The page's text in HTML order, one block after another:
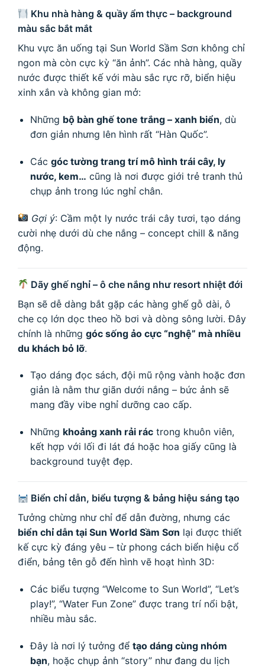
Khu nhà hàng & quầy ẩm thực – background
màu sắc bắt mắt
Khu vực ăn uống tại Sun World Sầm Sơn không chỉ
ngon mà còn cực kỳ “ăn ảnh”. Các nhà hàng, quầy
nước được thiết kế với màu sắc rực rỡ, biển hiệu
xinh xắn và không gian mở:
Những bộ bàn ghế tone trắng – xanh biển, dù
đơn giản nhưng lên hình rất “Hàn Quốc”.
Các góc tường trang trí mô hình trái cây, ly
nước, kem… cũng là nơi được giới trẻ tranh thủ
chụp ảnh trong lúc nghỉ chân.
Gợi ý: Cầm một ly nước trái cây tươi, tạo dáng
cười nhẹ dưới dù che nắng – concept chill & năng
động.
Dãy ghế nghỉ – ô che nắng như resort nhiệt đới
Bạn sẽ dễ dàng bắt gặp các hàng ghế gỗ dài, ô
che cọ lớn dọc theo hồ bơi và dòng sông lười. Đây
chính là những góc sống ảo cực “nghệ” mà nhiều
du khách bỏ lỡ.
Tạo dáng đọc sách, đội mũ rộng vành hoặc đơn
giản là nằm thư giãn dưới nắng – bức ảnh sẽ
mang đầy vibe nghỉ dưỡng cao cấp.
Những khoảng xanh rải ráctrong khuôn viên,
kết hợp với lối đi lát đá hoặc hoa giấy cũng là
background tuyệt đẹp.
Biển chỉ dẫn, biểu tượng & bảng hiệu sáng tạo
Tưởng chừng như chỉ để dẫn đường, nhưng các
biển chỉ dẫn tại Sun World Sầm Sơn lại được thiết
kế cực kỳ đáng yêu – từ phong cách biển hiệu cổ
điển, bảng tên gỗ đến hình vẽ hoạt hình 3D:
Các biểu tượng “Welcome to Sun World”, “Let’s
play!”, “Water Fun Zone” được trang trí nổi bật,
nhiều màu sắc.
Đây là nơi lý tưởng để tạo dáng cùng nhóm
bạn, hoặc chụp ảnh “story” như đang du lịch